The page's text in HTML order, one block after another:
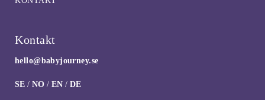
Kontakt
hello@babyjourney.se
SE / NO / EN / DE